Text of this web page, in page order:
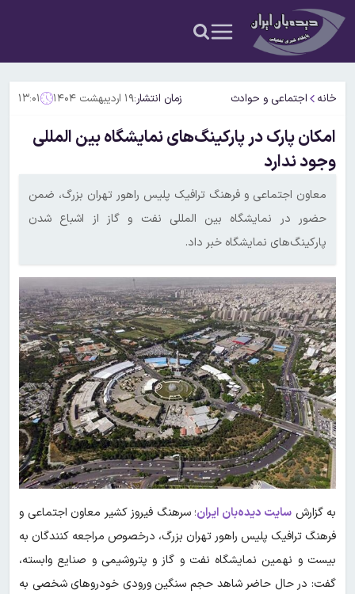
خانه اجتماعی و حوادث زمان انتشار:۱۹ اردیبهشت ۱۴۰۴ ۱۳:۰۱
امکان پارک در پارکینگ‌های نمایشگاه بین المللی
وجود ندارد
معاون اجتماعی و فرهنگ ترافیک پلیس راهور تهران بزرگ، ضمن
حضور در نمایشگاه بین المللی نفت و گاز از اشباع شدن
پارکینگ‌های نمایشگاه خبر داد.
به گزارش سایت دیده‌بان ایران؛ سرهنگ فیروز کشیر معاون اجتماعی و
فرهنگ ترافیک پلیس راهور تهران بزرگ، درخصوص مراجعه کنندگان به
بیست و نهمین نمایشگاه نفت و گاز و پتروشیمی و صنایع وابسته،
گفت: در حال حاضر شاهد حجم سنگین ورودی خودروهای شخصی به